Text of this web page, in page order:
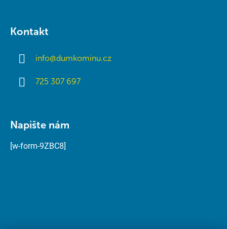
Kontakt
info@dumkominu.cz
725 307 697
Napište nám
[w-form-9ZBC8]